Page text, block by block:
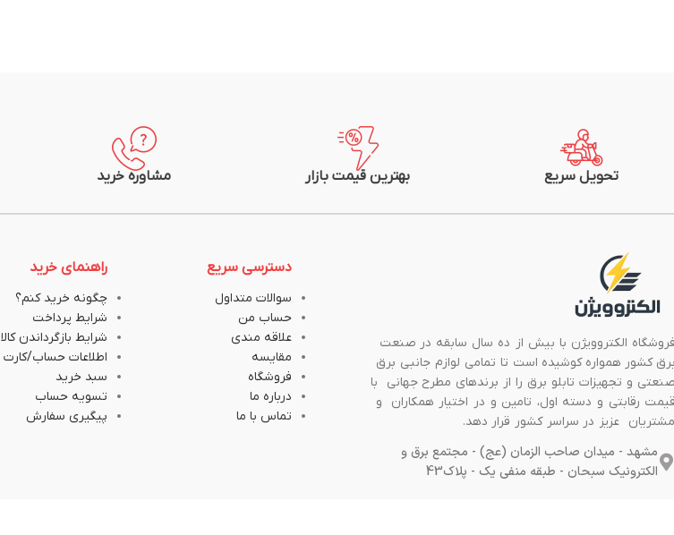
تحویل سریع بهترین قیمت بازار مشاوره خرید
الکتروویژن با بیش از ده سال سابقه در صنعت
کشور همواره کوشیده است تا تمامی لوازم جانبی برق
و تجهیزات تابلو برق را از برندهای مطرح جهانی با
رقابتی و دسته اول، تامین و در اختیار همکاران و
عزیز در سراسر کشور قرار دهد.
مشهد - میدان صاحب الزمان (عج) - مجتمع برق و
الکترونیک سبحان - طبقه منفی یک - پلاک43
دسترسی سریع
سوالات متداول
حساب من
علاقه مندی
مقایسه
فروشگاه
درباره ما
تماس با ما
راهنمای خرید
چگونه خرید کنم؟
شرایط پرداخت
شرایط بازگرداندن کالا
اطلاعات حساب/کارت
سبد خرید
تسویه حساب
پیگیری سفارش